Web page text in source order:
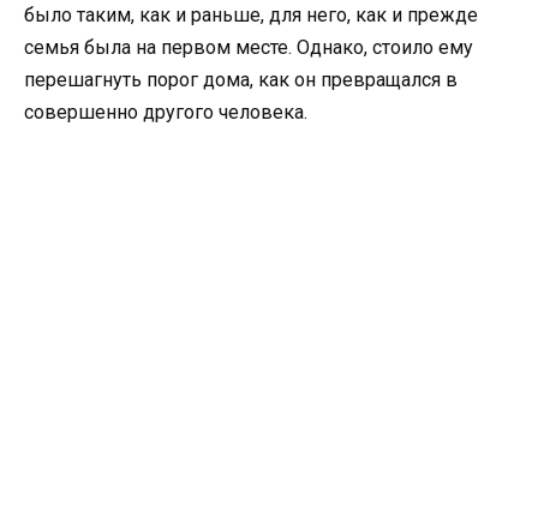
было таким, как и раньше, для него, как и прежде
семья была на первом месте. Однако, стоило ему
перешагнуть порог дома, как он превращался в
совершенно другого человека.